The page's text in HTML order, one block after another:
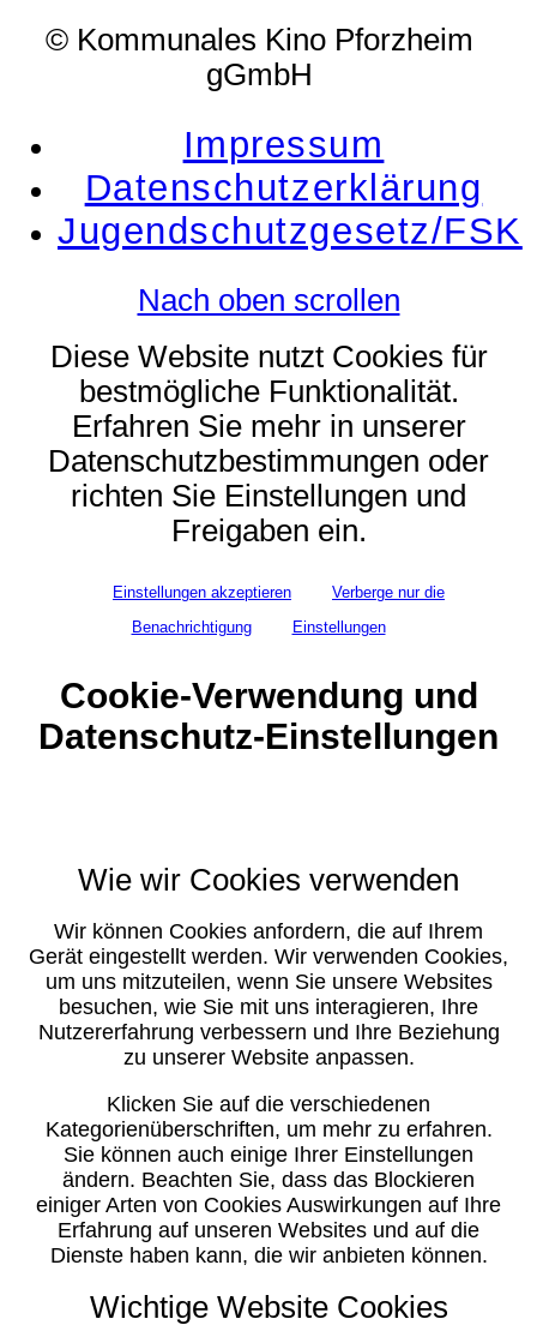
© Kommunales Kino Pforzheim
gGmbH
Impressum
Datenschutzerklärung
Jugendschutzgesetz/FSK
Nach oben scrollen
Diese Website nutzt Cookies für
bestmögliche Funktionalität.
Erfahren Sie mehr in unserer
Datenschutzbestimmungen oder
richten Sie Einstellungen und
Freigaben ein.
Einstellungen akzeptieren
Verberge nur die
Benachrichtigung
Einstellungen
Cookie-Verwendung und
Datenschutz-Einstellungen
Wie wir Cookies verwenden
Wir können Cookies anfordern, die auf Ihrem
Gerät eingestellt werden. Wir verwenden Cookies,
um uns mitzuteilen, wenn Sie unsere Websites
besuchen, wie Sie mit uns interagieren, Ihre
Nutzererfahrung verbessern und Ihre Beziehung
zu unserer Website anpassen.
Klicken Sie auf die verschiedenen
Kategorienüberschriften, um mehr zu erfahren.
Sie können auch einige Ihrer Einstellungen
ändern. Beachten Sie, dass das Blockieren
einiger Arten von Cookies Auswirkungen auf Ihre
Erfahrung auf unseren Websites und auf die
Dienste haben kann, die wir anbieten können.
Wichtige Website Cookies